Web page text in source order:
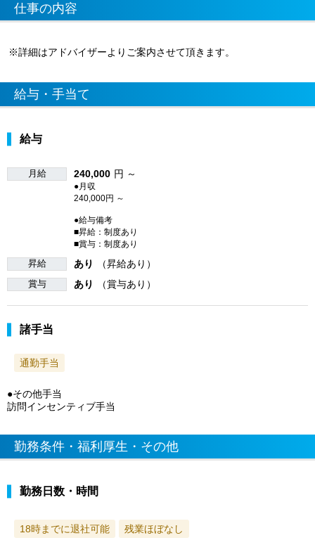
仕事の内容
※詳細はアドバイザーよりご案内させて頂きます。
給与・手当て
給与
月給 240,000 円 ～
●月収
240,000円 ～
●給与備考
■昇給：制度あり
■賞与：制度あり
昇給 あり （昇給あり）
賞与 あり （賞与あり）
諸手当
通勤手当
●その他手当
訪問インセンティブ手当
勤務条件・福利厚生・その他
勤務日数・時間
18時までに退社可能 残業ほぼなし